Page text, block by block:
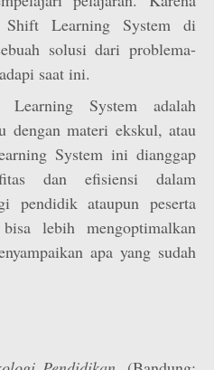
Shift Learning System di
solusi dari problema-
saat ini.
Learning System adalah
dengan materi ekskul, atau
System ini dianggap
dan efisiensi dalam
pendidik ataupun peserta
lebih mengoptimalkan
apa yang sudah